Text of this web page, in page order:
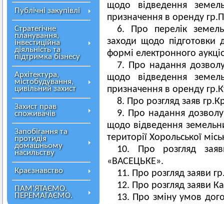
Публічні закупівлі
Стратегічне
планування,
інвестиційна
діяльність та
підтримка бізнесу
Архітектура,
містобудування,
цивільний захист
Захист прав
споживачів
Запобігання та
протидія
домашньому
насильству
Краєзнавство
ПАМ’ЯТАЄМО.
ПЕРЕМАГАЄМО.
щодо відведення
призначення в оренду
6. Про перелік
заходи щодо підготовки
формі електронного
7. Про надання
щодо відведення
призначення в оренду
8. Про розгляд заяв
9. Про надання
щодо відведення
території Хорольської
10. Про розгляд
«ВАСЕЦЬКЕ».
11. Про розгляд заяви
12. Про розгляд заяви
13. Про зміну умов